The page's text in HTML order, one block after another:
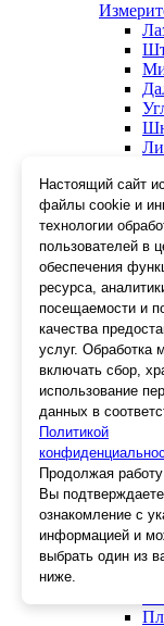
Настоящий сайт
файлы cookie и
технологии
пользователей в
обеспечения
ресурса,
посещаемости и
качества
услуг. Обработка
включать сбор,
использование
данных в
Политикой
Продолжая
Вы подтверждаете
ознакомление с
информацией и
выбрать один из
ниже.